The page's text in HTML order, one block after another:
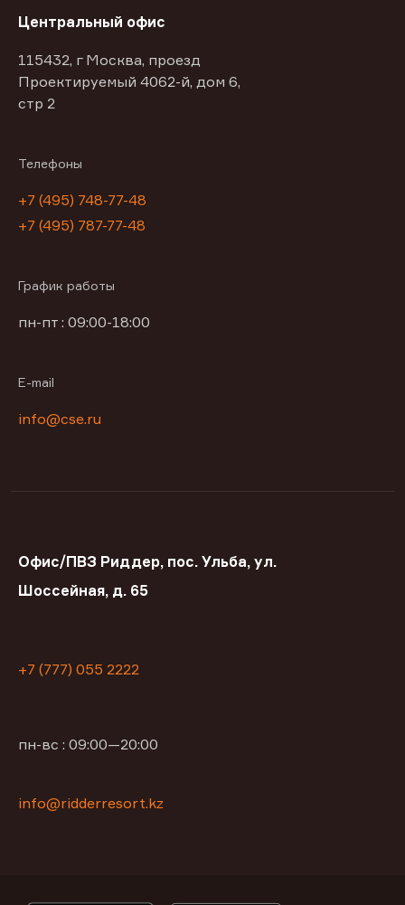
Центральный офис
115432, г Москва, проезд
Проектируемый 4062-й, дом 6,
стр 2
Телефоны
+7 (495) 748-77-48
+7 (495) 787-77-48
График работы
пн-пт : 09:00-18:00
E-mail
info@cse.ru
Офис/ПВЗ Риддер, пос. Ульба, ул.
Шоссейная, д. 65
+7 (777) 055 2222
пн-вс : 09:00—20:00
info@ridderresort.kz